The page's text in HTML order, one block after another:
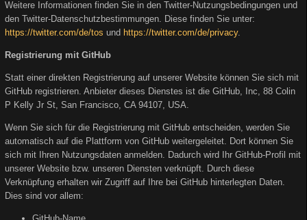
Weitere Informationen finden Sie in den Twitter-Nutzungsbedingungen und
den Twitter-Datenschutzbestimmungen. Diese finden Sie unter:
https://twitter.com/de/tos und https://twitter.com/de/privacy.
Registrierung mit GitHub
Statt einer direkten Registrierung auf unserer Website können Sie sich mit
GitHub registrieren. Anbieter dieses Dienstes ist die GitHub, Inc, 88 Colin
P Kelly Jr St, San Francisco, CA 94107, USA.
Wenn Sie sich für die Registrierung mit GitHub entscheiden, werden Sie
automatisch auf die Plattform von GitHub weitergeleitet. Dort können Sie
sich mit Ihren Nutzungsdaten anmelden. Dadurch wird Ihr GitHub-Profil mit
unserer Website bzw. unseren Diensten verknüpft. Durch diese
Verknüpfung erhalten wir Zugriff auf Ihre bei GitHub hinterlegten Daten.
Dies sind vor allem: